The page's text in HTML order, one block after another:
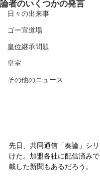
日々の出来事
ゴー宣道場
皇位継承問題
皇室
その他のニュース
論者のいくつかの発言
先日、共同通信「奏論」シ
けた。加盟各社に配信済み
載した新聞もあるだろう。